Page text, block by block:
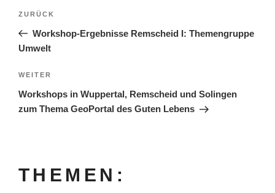
Beitrags-
Vorheriger
Beitrag
ZURÜCK
Workshop-Ergebnisse Remscheid I: Themengruppe
Umwelt
Nächster
Beitrag
WEITER
Workshops in Wuppertal, Remscheid und Solingen
zum Thema GeoPortal des Guten Lebens
THEMEN: